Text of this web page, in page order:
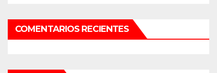
COMENTARIOS RECIENTES